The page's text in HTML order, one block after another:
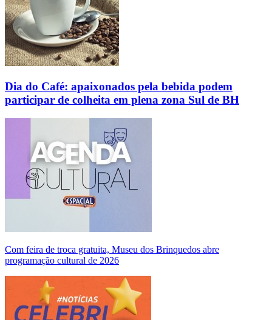
Dia do Café: apaixonados pela bebida podem
participar de colheita em plena zona Sul de BH
Com feira de troca gratuita, Museu dos Brinquedos abre
programação cultural de 2026